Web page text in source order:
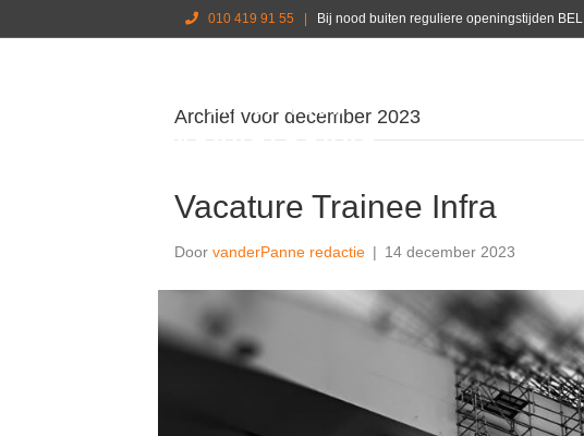
010 419 91 55 Bij nood buiten reguliere openingstijden BEL
Archief voor december 2023
Vacature Trainee Infra
Door vanderPanne redactie | 14 december 2023